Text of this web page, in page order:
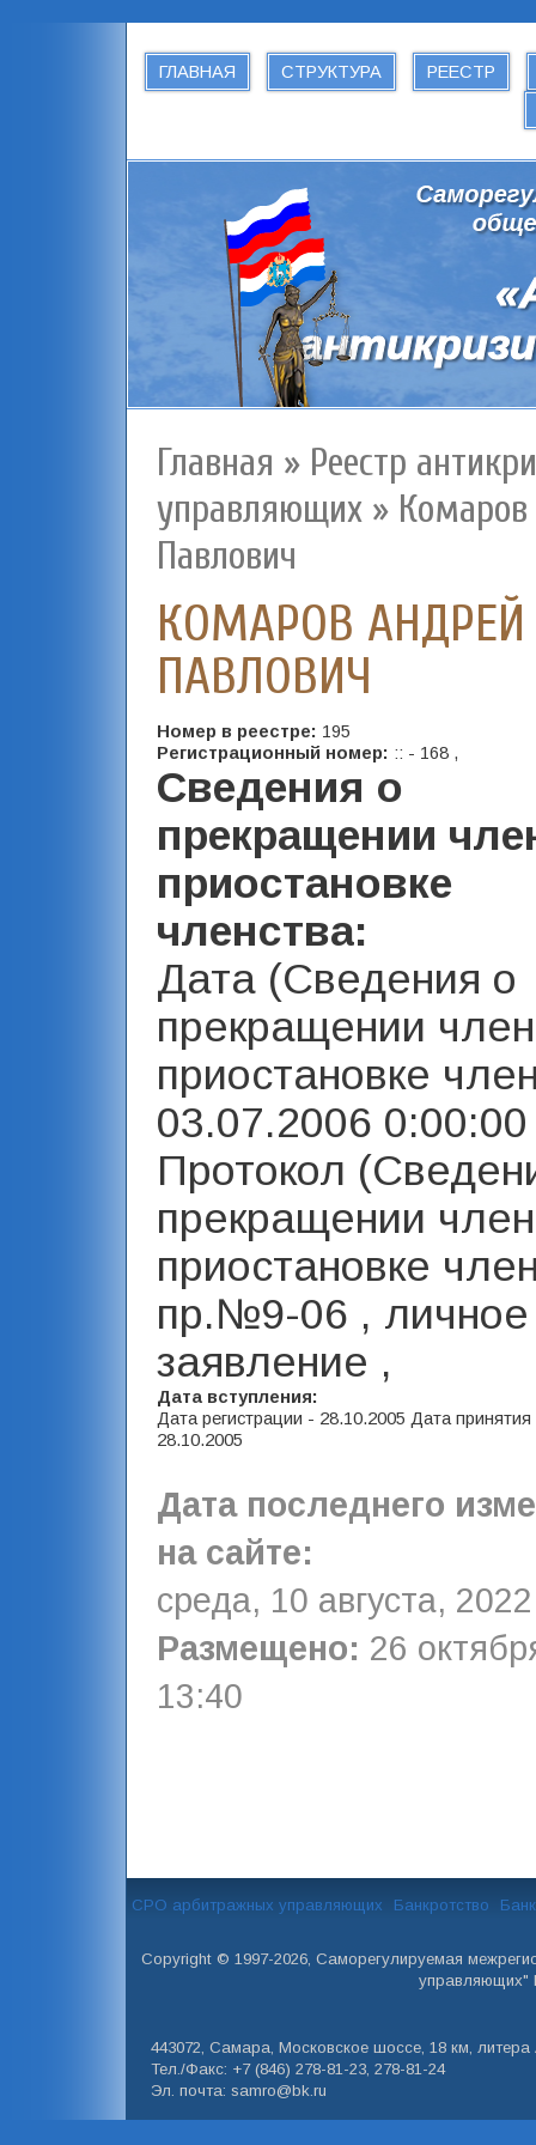
ГЛАВНАЯ СТРУКТУРА РЕЕСТР
Главная » Реестр
управляющих »
Павлович
КОМАРОВ АНДРЕЙ
ПАВЛОВИЧ
Номер в реестре: 195
Регистрационный номер: :: - 168 ,
Сведения о
прекращении
приостановке
членства:
Дата (Сведения о
прекращении
приостановке
03.07.2006
Протокол
прекращении
приостановке
пр.№9-06 , личное
заявление ,
Дата вступления:
Дата регистрации - 28.10.2005 Дата
28.10.2005
Дата последнего
на сайте:
среда, 10 августа,
Размещено: 26
13:40
СРО арбитражных управляющих Банкротство
Copyright © 1997-2026, Саморегулируемая
управляющих"
443072, Самара, Московское шоссе, 18 км, литера
Тел./Факс: +7 (846) 278-81-23, 278-81-24
Эл. почта: samro@bk.ru